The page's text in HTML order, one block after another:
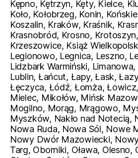
Kępno, Kętrzyn, Kęty, Kielce,
Koło, Kołobrzeg, Konin,
Koszalin, Kraków, Kraśnik,
Krasnobród, Krosno,
Krzeszowice, Książ
Legionowo, Legnica, Leszno,
Lidzbark Warmiński,
Lublin, Łańcut, Łapy, Łask,
Łęczyca, Łódź, Łomża,
Mielec, Mikołów, Mińsk
Mogilno, Morąg, Mrągowo,
Myszków, Nakło nad Notecią,
Nowa Ruda, Nowa Sól, Nowe
Nowy Dwór Mazowiecki,
Targ, Oborniki, Oława, Olesno,